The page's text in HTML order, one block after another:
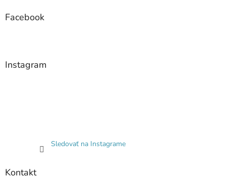
Facebook
Instagram
Sledovať na Instagrame
Kontakt